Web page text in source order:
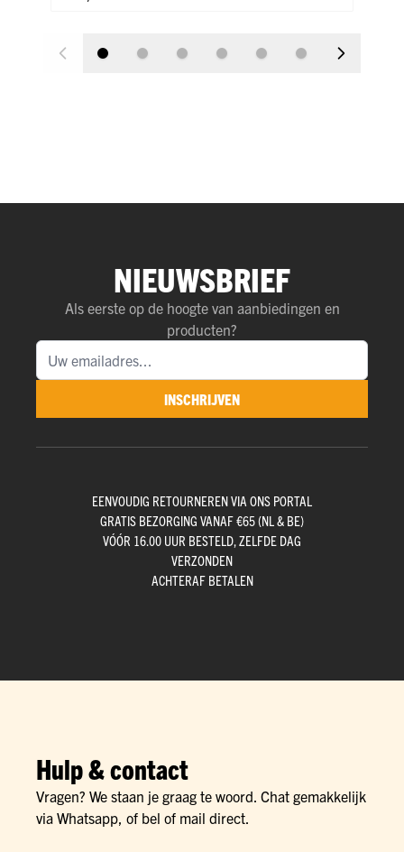
NIEUWSBRIEF
Als eerste op de hoogte van aanbiedingen en
producten?
INSCHRIJVEN
EENVOUDIG RETOURNEREN VIA ONS PORTAL
GRATIS BEZORGING VANAF €65 (NL & BE)
VÓÓR 16.00 UUR BESTELD, ZELFDE DAG
VERZONDEN
ACHTERAF BETALEN
Hulp & contact
Vragen? We staan je graag te woord. Chat gemakkelijk
via Whatsapp, of bel of mail direct.